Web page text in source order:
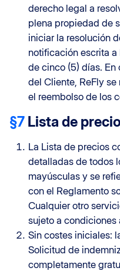
derecho legal a
plena propiedad de
iniciar la resolución
notificación escrita
de cinco (5) días. En
del Cliente, ReFly
el reembolso de los
§7 Lista de
La Lista de precios
detalladas de todos
mayúsculas y se
con el Reglamento
Cualquier otro
sujeto a condiciones
Sin costes iniciales:
Solicitud de
completamente